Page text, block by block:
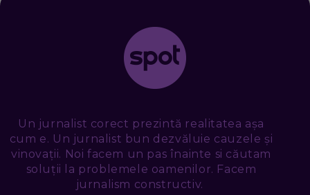
CRISTIAN CHINA BIRTA, KOOPERATIVA 2.0: CUM ÎȚI FACI
PROMOVAREA ONLINE. 3 PAȘI CA SĂ RECUNOȘTI „ȚEPARII”
DIN MARKETINGUL DIGITAL
TUDOR MIHĂILESCU, FRESHFUL BY EMAG: MAGAZINUL
VIITORULUI NU ARE TRILIOANE DE PRODUSE. DAR ARE
EXACT CE ÎȚI DOREȘTI
EP. 48
Un jurnalist corect prezintă realitatea așa
cum e. Un jurnalist bun dezvăluie cauzele și
vinovații. Noi facem un pas înainte si căutam
soluții la problemele oamenilor. Facem
jurnalism constructiv.